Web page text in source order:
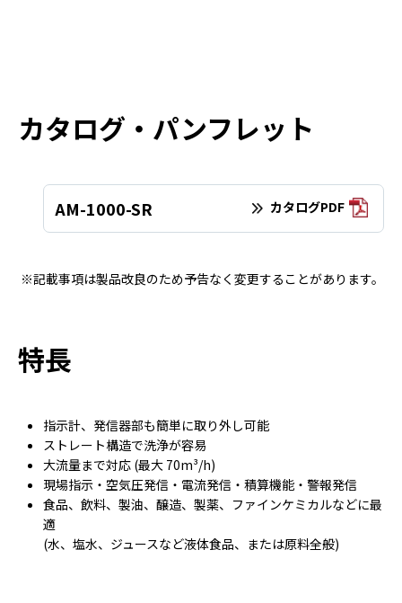
カタログ・パンフレット
AM-1000-SR カタログPDF
※記載事項は製品改良のため予告なく変更することがあります。
特長
指示計、発信器部も簡単に取り外し可能
ストレート構造で洗浄が容易
大流量まで対応 (最大 70m³/h)
現場指示・空気圧発信・電流発信・積算機能・警報発信
食品、飲料、製油、醸造、製薬、ファインケミカルなどに最
適
(水、塩水、ジュースなど液体食品、または原料全般)